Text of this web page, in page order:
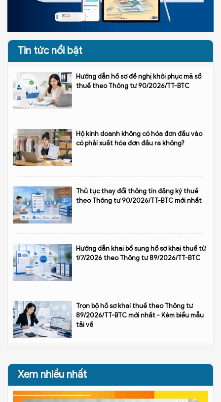
Tin tức nổi bật
Hướng dẫn hồ sơ đề nghị khôi phục mã số
thuế theo Thông tư 90/2026/TT-BTC
Hộ kinh doanh không có hóa đơn đầu vào
có phải xuất hóa đơn đầu ra không?
Thủ tục thay đổi thông tin đăng ký thuế
theo Thông tư 90/2026/TT-BTC mới nhất
Hướng dẫn khai bổ sung hồ sơ khai thuế từ
1/7/2026 theo Thông tư 89/2026/TT-BTC
Trọn bộ hồ sơ khai thuế theo Thông tư
89/2026/TT-BTC mới nhất - Kèm biểu mẫu
tải về
Xem nhiều nhất